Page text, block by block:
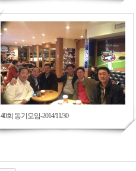
40회 동기모임-2014/11/30